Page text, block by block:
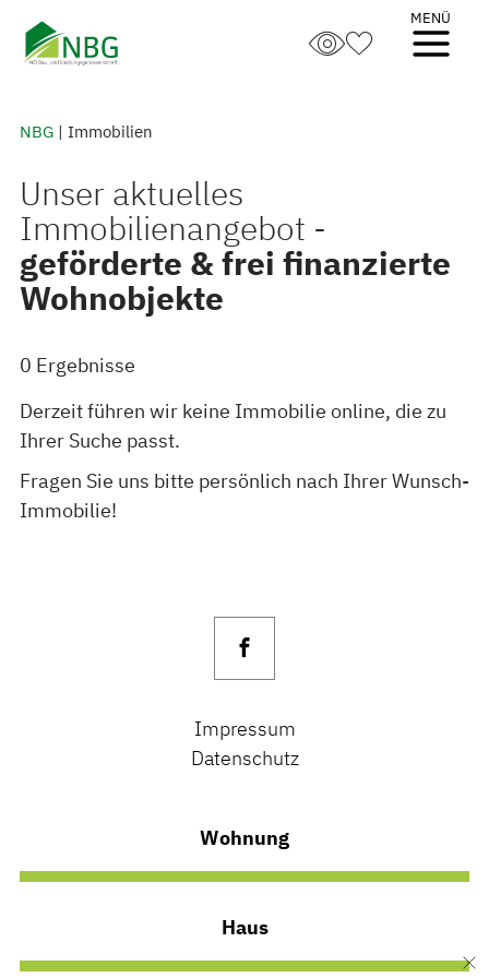
content
NBG | Immobilien
Unser aktuelles
Immobilienangebot -
geförderte & frei finanzierte
Wohnobjekte
0 Ergebnisse
Derzeit führen wir keine Immobilie online, die zu
Ihrer Suche passt.
Fragen Sie uns bitte persönlich nach Ihrer Wunsch-
Immobilie!
Impressum
Datenschutz
Wohnung
Haus